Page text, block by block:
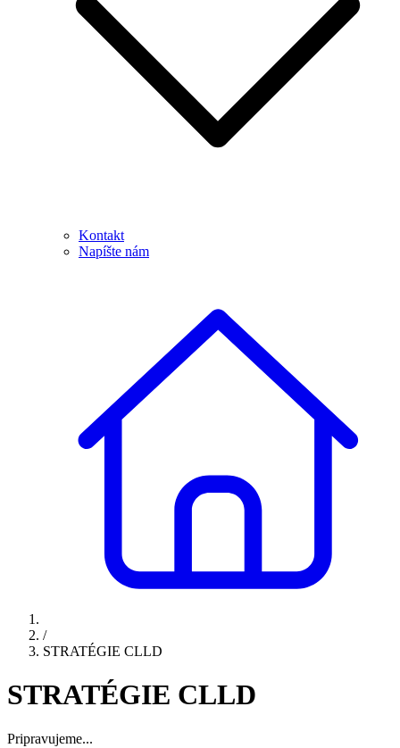
Kontakt
Napíšte nám
/
STRATÉGIE CLLD
STRATÉGIE CLLD
Pripravujeme...